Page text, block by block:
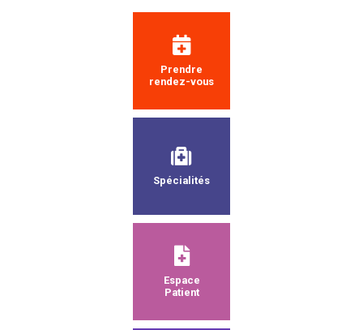
Prendre
rendez-vous
Spécialités
Espace
Patient